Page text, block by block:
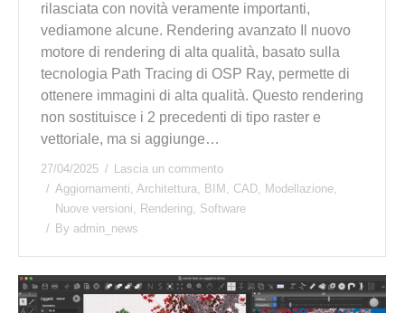
rilasciata con novità veramente importanti,
vediamone alcune. Rendering avanzato Il nuovo
motore di rendering di alta qualità, basato sulla
tecnologia Path Tracing di OSP Ray, permette di
ottenere immagini di alta qualità. Questo rendering
non sostituisce i 2 precedenti di tipo raster e
vettoriale, ma si aggiunge…
27/04/2025
Lascia un commento
Aggiornamenti, Architettura, BIM , CAD, Modellazione,
Nuove versioni, Rendering, Software
By admin_news